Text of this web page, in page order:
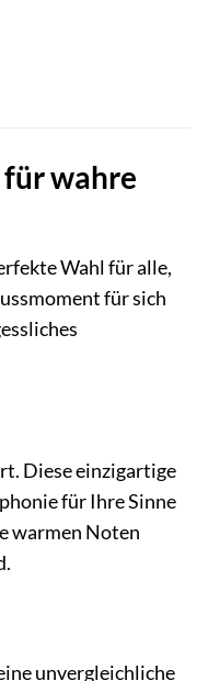
für wahre
Wahl für alle,
für sich
Diese einzigartige
für Ihre Sinne
warmen Noten
unvergleichliche